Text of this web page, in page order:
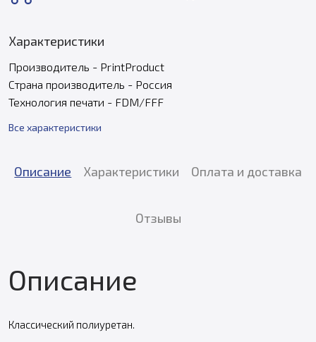
Характеристики
Производитель - PrintProduct
Страна производитель - Россия
Технология печати - FDM/FFF
Все характеристики
Описание Характеристики Оплата и доставка
Отзывы
Описание
Классический полиуретан.